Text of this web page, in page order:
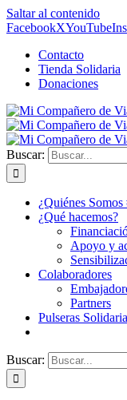
Saltar al contenido
FacebookXYouTube
Contacto
Tienda Solidaria
Donaciones
Buscar:
¿Quiénes
¿Qué hacemos?
Apoyo y
Colaboradores
Partners
Pulseras
Buscar: